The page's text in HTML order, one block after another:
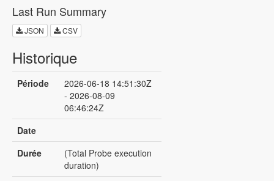
Last Run Summary
JSON CSV
Historique
Période
2026-06-18 14:51:30Z
- 2026-08-09
06:46:24Z
Date
Durée
(Total Probe execution
duration)